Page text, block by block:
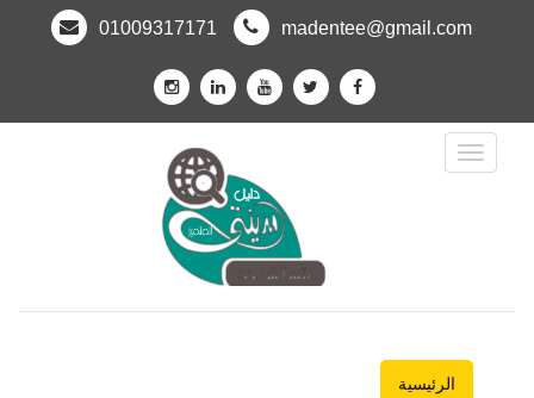
madentee@gmail.com
01009317171
Toggle
Navigation
الرئيسية